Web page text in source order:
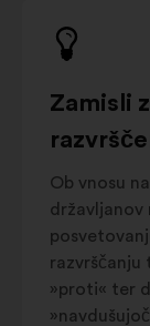
Zamisli
Ob vnosu
državljanov
razvrščanju
»proti« ter